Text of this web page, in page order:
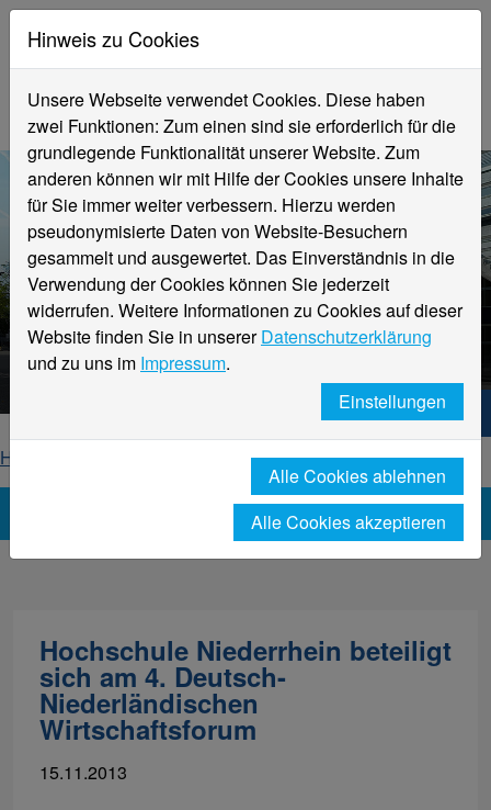
Aktuelle Meldungen
Hochschule Niederrhein
Hochschule Niederrhein. Dein Weg.
Home
News-Detailseite
Hochschule Niederrhein beteiligt
sich am 4. Deutsch-
Niederländischen
Wirtschaftsforum
15.11.2013
Hinweis zu Cookies
Unsere Webseite verwendet Cookies. Diese haben
zwei Funktionen: Zum einen sind sie erforderlich für die
grundlegende Funktionalität unserer Website. Zum
anderen können wir mit Hilfe der Cookies unsere Inhalte
für Sie immer weiter verbessern. Hierzu werden
pseudonymisierte Daten von Website-Besuchern
gesammelt und ausgewertet. Das Einverständnis in die
Verwendung der Cookies können Sie jederzeit
widerrufen. Weitere Informationen zu Cookies auf dieser
Website finden Sie in unsererDatenschutzerklärung
und zu uns im Impressum.
Einstellungen
Alle Cookies ablehnen
Alle Cookies akzeptieren